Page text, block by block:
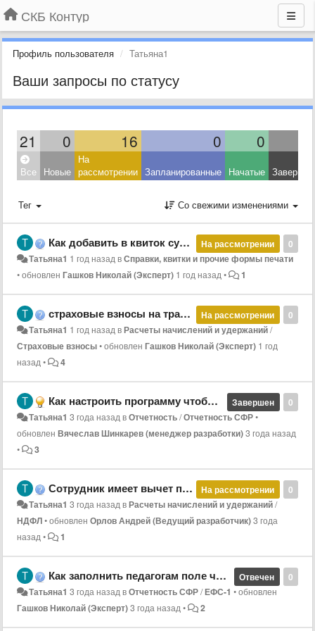
СКБ Контур
Профиль пользователя Татьяна1
Ваши запросы по статусу
21 0 16 0 0
Все Новые
На
рассмотрении Запланированные Начатые
Тег Со свежими изменениями
0
На рассмотрении
Как добавить в квиток суммы для проверки ПН по 4 таблице
Татьяна1 1 год назадвСправки, квитки и прочие формы печати
•обновлен Гашков Николай (Эксперт) 1 год назад• 1
0
На рассмотрении
страховые взносы на травматизм
Татьяна1 1 год назадвРасчеты начислений и удержаний/
Страховые взносы•обновлен Гашков Николай (Эксперт) 1 год
назад• 4
0
Завершен
Как настроить программу чтобы период прогула в ЕФС1-Стаж попадал как НЕОПЛ
Татьяна1 3 года назадвОтчетность/Отчетность СФР•
обновлен Вячеслав Шинкарев (менеджер разработки)3 года назад
•
3
0
На рассмотрении
Сотрудник имеет вычет по недвижимости , как происходит расчет ПН ?
Татьяна1 3 года назадвРасчеты начислений и удержаний/
НДФЛ•обновлен Орлов Андрей (Ведущий разработчик)3 года
назад• 1
0
Отвечен
Как заполнить педагогам поле часы если нагрузка 18 часов в неделю
Татьяна1 3 года назадвОтчетность СФР/ЕФС-1 •обновлен
Гашков Николай (Эксперт)3 года назад• 2